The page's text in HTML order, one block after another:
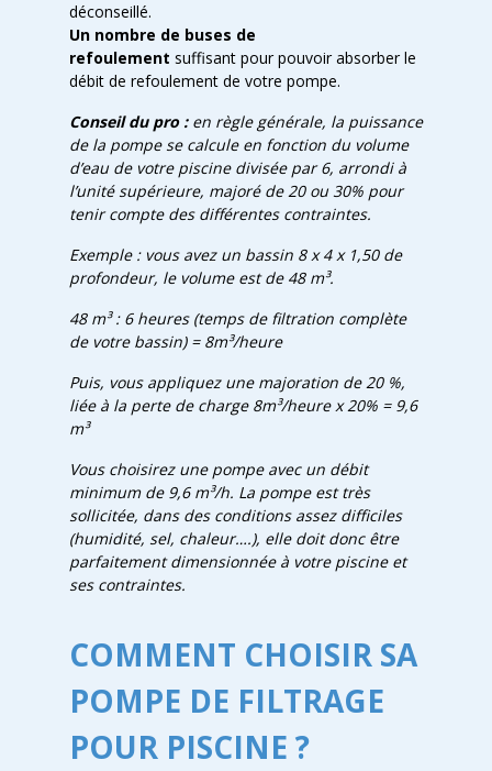
déconseillé.
Un nombre de buses de
refoulement suffisant pour pouvoir absorber le
débit de refoulement de votre pompe.
Conseil du pro : en règle générale, la puissance
de la pompe se calcule en fonction du volume
d’eau de votre piscine divisée par 6, arrondi à
l’unité supérieure, majoré de 20 ou 30% pour
tenir compte des différentes contraintes.
Exemple : vous avez un bassin 8 x 4 x 1,50 de
profondeur, le volume est de 48 m³.
48 m³ : 6 heures (temps de filtration complète
de votre bassin) = 8m³/heure
Puis, vous appliquez une majoration de 20 %,
liée à la perte de charge 8m³/heure x 20% = 9,6
m³
Vous choisirez une pompe avec un débit
minimum de 9,6 m³/h. La pompe est très
sollicitée, dans des conditions assez difficiles
(humidité, sel, chaleur….), elle doit donc être
parfaitement dimensionnée à votre piscine et
ses contraintes.
COMMENT CHOISIR SA
POMPE DE FILTRAGE
POUR PISCINE ?